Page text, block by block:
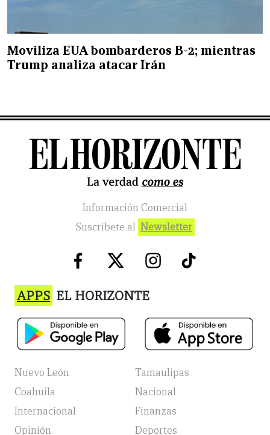
Moviliza EUA bombarderos B-2; mientras
Trump analiza atacar Irán
Información Comercial
Suscribete al Newsletter
APPS EL HORIZONTE
Nuevo León
Tamaulipas
Coahuila
Nacional
Internacional
Finanzas
Opinión
Deportes